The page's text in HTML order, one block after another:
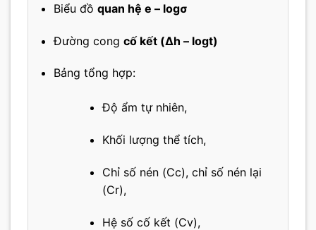
Biểu đồ quan hệ e – logσ
Đường cong cố kết (Δh – logt)
Bảng tổng hợp:
Độ ẩm tự nhiên,
Khối lượng thể tích,
Chỉ số nén (Cc), chỉ số nén lại
(Cr),
Hệ số cố kết (Cv),